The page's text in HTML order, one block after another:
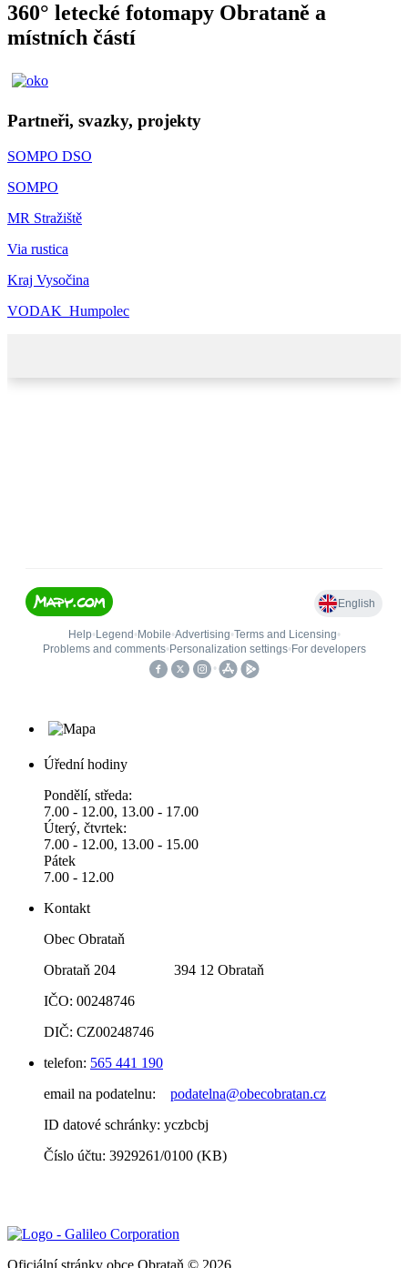
360° letecké fotomapy Obrataně a
místních částí
Partneři, svazky, projekty
SOMPO DSO
SOMPO
MR Stražiště
Via rustica
Kraj Vysočina
VODAK_Humpolec
Úřední hodiny
Pondělí, středa:
7.00 - 12.00, 13.00 - 17.00
Úterý, čtvrtek:
7.00 - 12.00, 13.00 - 15.00
Pátek
7.00 - 12.00
Kontakt
Obec Obrataň
Obrataň 204 394 12 Obrataň
IČO: 00248746
DIČ: CZ00248746
telefon: 565 441 190
email na podatelnu: podatelna@obecobratan.cz
ID datové schránky: yczbcbj
Číslo účtu: 3929261/0100 (KB)
Oficiální stránky obce Obrataň © 2026